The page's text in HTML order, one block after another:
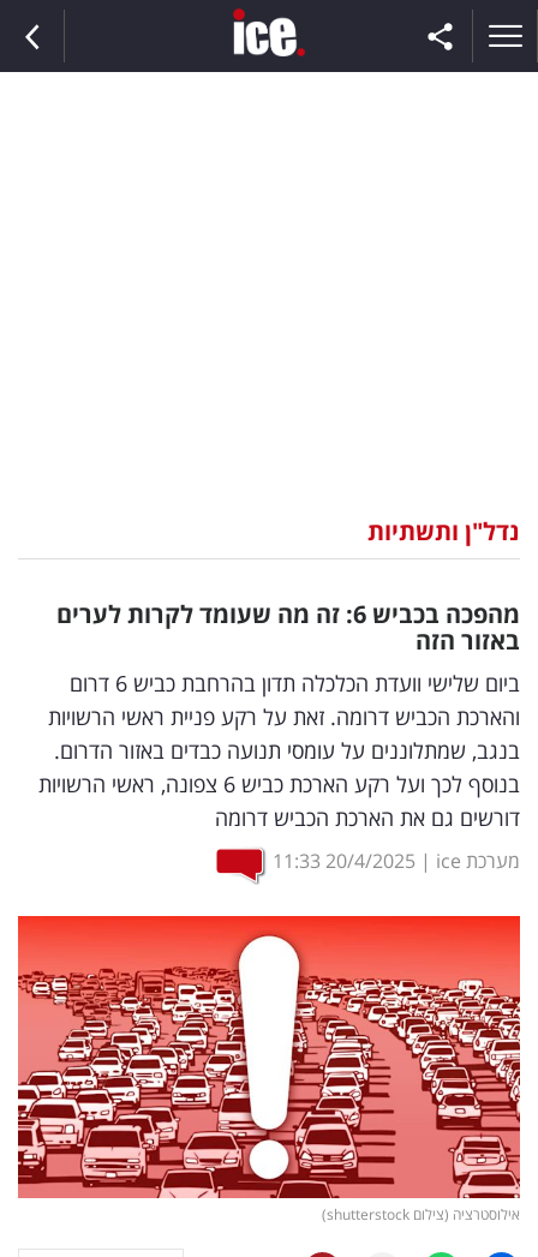
וצרכנות
דיגיטל
וטק
שיווק
ופרסום
משפט
ומחקרים
דעות
רכילות
עסקית
קריפטו
ויראלי
נדל"ן ותשתיות
מהפכה בכביש 6: זה מה שעומד לקרות לערים
באזור הזה
ביום שלישי וועדת הכלכלה תדון בהרחבת כביש 6 דרום
והארכת הכביש דרומה. זאת על רקע פניית ראשי הרשויות
בנגב, שמתלוננים על עומסי תנועה כבדים באזור הדרום.
בנוסף לכך ועל רקע הארכת כביש 6 צפונה, ראשי הרשויות
דורשים גם את הארכת הכביש דרומה
מערכת ice |
20/4/2025
11:33
אילוסטרציה (צילום shutterstock)